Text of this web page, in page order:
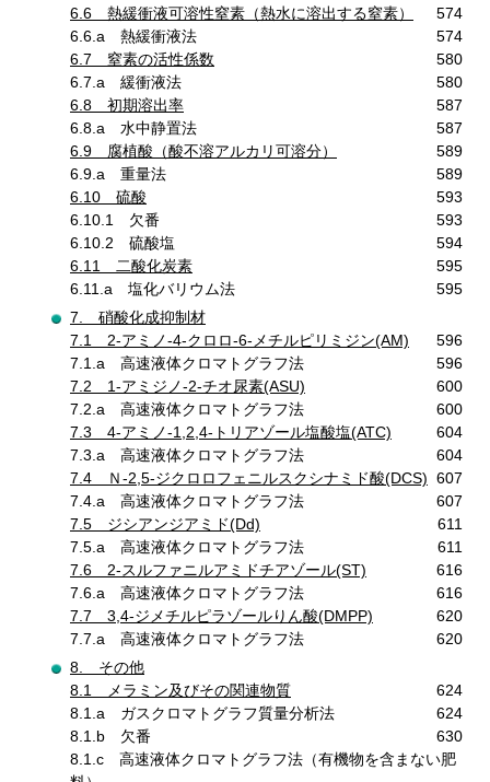
6.6 熱緩衝液可溶性窒素（熱水に溶出する窒素）
574
6.6.a 熱緩衝液法
574
6.7 窒素の活性係数
580
6.7.a 緩衝液法
580
6.8 初期溶出率
587
6.8.a 水中静置法
587
6.9 腐植酸（酸不溶アルカリ可溶分）
589
6.9.a 重量法
589
6.10 硫酸
593
6.10.1 欠番
593
6.10.2 硫酸塩
594
6.11 二酸化炭素
595
6.11.a 塩化バリウム法
595
7. 硝酸化成抑制材
7.1 2-アミノ-4-クロロ-6-メチルピリミジン(AM)
596
7.1.a 高速液体クロマトグラフ法
596
7.2 1-アミジノ-2-チオ尿素(ASU)
600
7.2.a 高速液体クロマトグラフ法
600
7.3 4-アミノ-1,2,4-トリアゾール塩酸塩(ATC)
604
7.3.a 高速液体クロマトグラフ法
604
7.4 Ｎ-2,5-ジクロロフェニルスクシナミド酸(DCS) 607
7.4.a 高速液体クロマトグラフ法
607
7.5 ジシアンジアミド(Dd)
611
7.5.a 高速液体クロマトグラフ法
611
7.6 2-スルファニルアミドチアゾール(ST)
616
7.6.a 高速液体クロマトグラフ法
616
7.7 3,4-ジメチルピラゾールりん酸(DMPP)
620
7.7.a 高速液体クロマトグラフ法
620
8. その他
8.1 メラミン及びその関連物質
624
8.1.a ガスクロマトグラフ質量分析法
624
8.1.b 欠番
630
8.1.c 高速液体クロマトグラフ法（有機物を含まない肥